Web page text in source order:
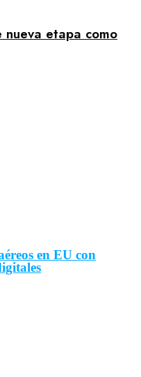
nueva etapa como
en EU con